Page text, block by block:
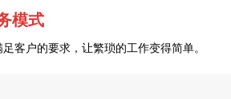
模式
客户的要求，让繁琐的工作变得简单。